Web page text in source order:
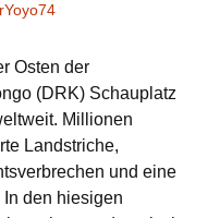
Osten der
(DRK) Schauplatz
Millionen
Landstriche,
und eine
den hiesigen